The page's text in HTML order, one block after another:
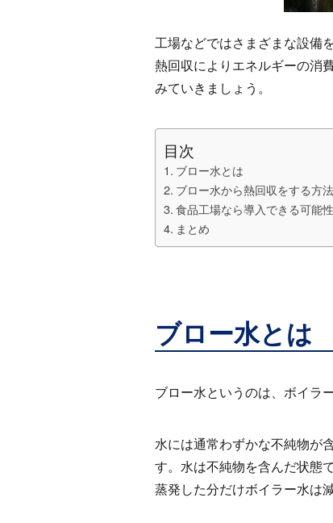
工場などではさまざまな設備
熱回収によりエネルギーの消
みていきましょう。
目次
ブロー水とは
ブロー水から熱回収をする方法
食品工場なら導入できる可能
まとめ
ブロー水とは
ブロー水というのは、ボイラ
水には通常わずかな不純物が
す。水は不純物を含んだ状態
蒸発した分だけボイラー水は